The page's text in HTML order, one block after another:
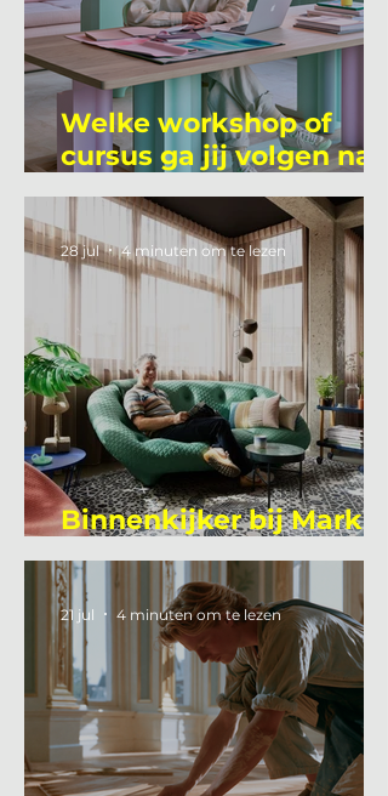
Welke workshop of
cursus ga jij volgen na
je vakantie?
Binnenkijker bij Mark
Mutsaers
28 jul 4 minuten om te lezen
21 jul 4 minuten om te lezen